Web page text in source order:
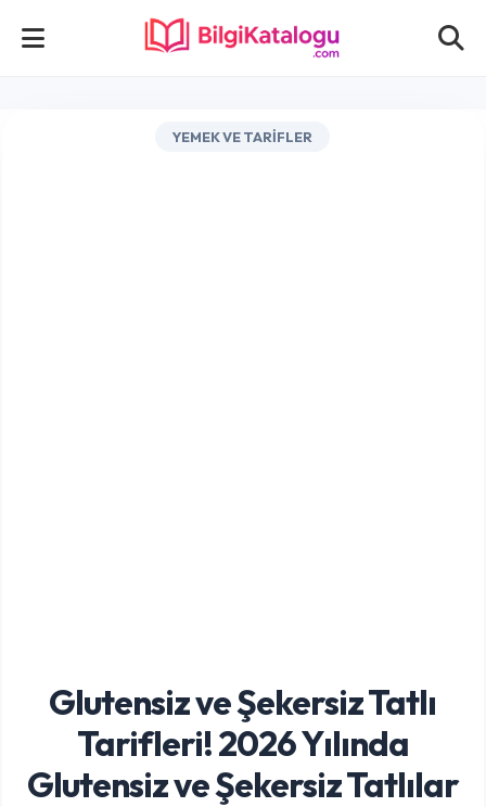
YEMEK VE TARIFLER
Glutensiz ve Şekersiz Tatlı
Tarifleri! 2026 Yılında
Glutensiz ve Şekersiz Tatlılar